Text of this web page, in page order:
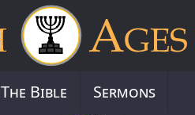
The Bible
Sermons